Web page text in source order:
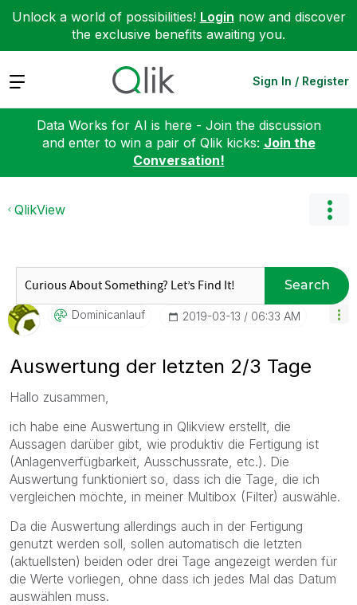
Unlock a world of possibilities! Login now and discover
the exclusive benefits awaiting you.
Expand Sign In / Register
Data Works for AI is here - Join the discussion
and enter to win a pair of Qlik kicks: Join the
Conversation!
QlikView
Search
Dominicanlauf ‎2019-03-13 06:33 AM
Auswertung der letzten 2/3 Tage
Hallo zusammen,
ich habe eine Auswertung in Qlikview erstellt, die
Aussagen darüber gibt, wie produktiv die Fertigung ist
(Anlagenverfügbarkeit, Ausschussrate, etc.). Die
Auswertung funktioniert so, dass ich die Tage, die ich
vergleichen möchte, in meiner Multibox (Filter) auswähle.
Da die Auswertung allerdings auch in der Fertigung
genutzt werden soll, sollen automatisch die letzten
(aktuellsten) beiden oder drei Tage angezeigt werden für
die Werte vorliegen, ohne dass ich jedes Mal das Datum
auswählen muss.